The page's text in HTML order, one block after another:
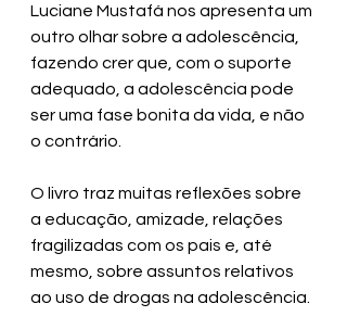
Luciane Mustafá nos apresenta um
outro olhar sobre a adolescência,
fazendo crer que, com o suporte
adequado, a adolescência pode
ser uma fase bonita da vida, e não
o contrário.
O livro traz muitas reflexões sobre
a educação, amizade, relações
fragilizadas com os pais e, até
mesmo, sobre assuntos relativos
ao uso de drogas na adolescência.